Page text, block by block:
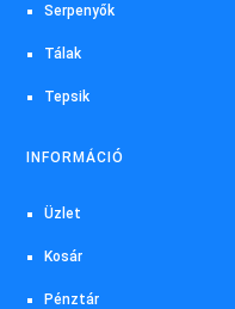
Serpenyők
Tálak
Tepsik
INFORMÁCIÓ
Üzlet
Kosár
Pénztár